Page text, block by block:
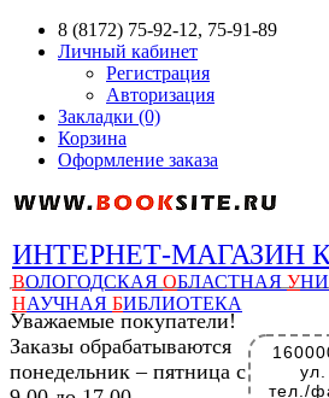
8 (8172) 75-92-12, 75-91-89
Личный кабинет
Регистрация
Авторизация
Закладки (0)
Корзина
Оформление заказа
ИНТЕРНЕТ-МАГАЗИН
ВОЛОГОДСКАЯ ОБЛАСТНАЯ У
НАУЧНАЯ БИБЛИОТЕКА
тел./
Уважаемые покупатели!
Заказы обрабатываются
понедельник – пятница с